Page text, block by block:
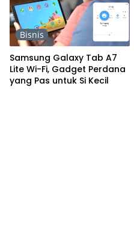
Bisnis
Samsung Galaxy Tab A7
Lite Wi-Fi, Gadget Perdana
yang Pas untuk Si Kecil